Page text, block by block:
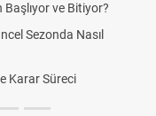
ve Bitiyor?
Sezonda Nasıl
Karar Süreci